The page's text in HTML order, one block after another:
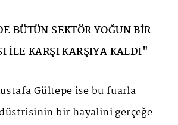
BÜTÜN SEKTÖR YOĞUN BİR
İLE KARŞI KARŞIYA KALDI"
Gültepe ise bu fuarla
bir hayalini gerçeğe